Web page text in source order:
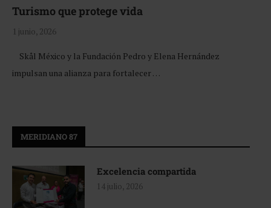
Turismo que protege vida
1 junio, 2026
Skål México y la Fundación Pedro y Elena Hernández
impulsan una alianza para fortalecer …
MERIDIANO 87
Excelencia compartida
14 julio, 2026